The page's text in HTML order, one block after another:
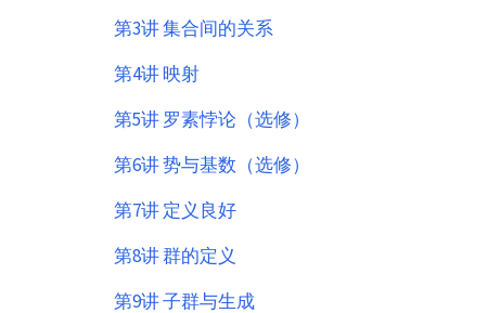
第3讲 集合间的关系
第4讲 映射
第5讲 罗素悖论（选修）
第6讲 势与基数（选修）
第7讲 定义良好
第8讲 群的定义
第9讲 子群与生成